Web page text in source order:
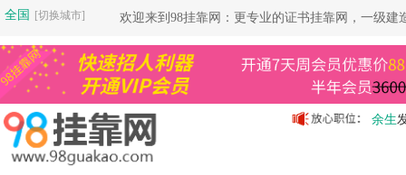
全国 [切换城市] 欢迎来到98挂靠网：更专业的证书挂靠网，一级建
余生